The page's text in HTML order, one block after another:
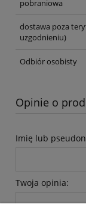
pobraniowa
dostawa poza
uzgodnieniu)
Odbiór osobisty
Opinie o
Imię lub
Twoja opinia: